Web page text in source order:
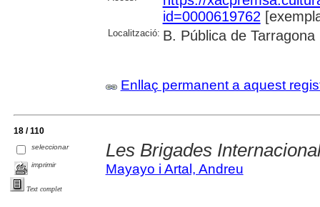
id=0000619762
Localització: B. Pública de Tarragona
Enllaç permanent a aquest
18 / 110
seleccionar
imprimir
Text complet
Les Brigades
Mayayo i Artal, Andreu